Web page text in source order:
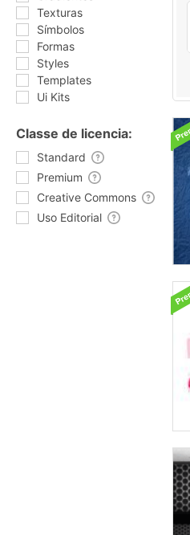
Texturas
Símbolos
Formas
Styles
Templates
Ui Kits
Classe de licencia:
Standard
Premium
Creative Commons
Uso Editorial